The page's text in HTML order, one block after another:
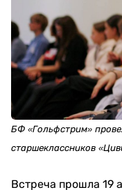
БФ «Гольфстрим»
старшеклассников
Встреча прошла 19